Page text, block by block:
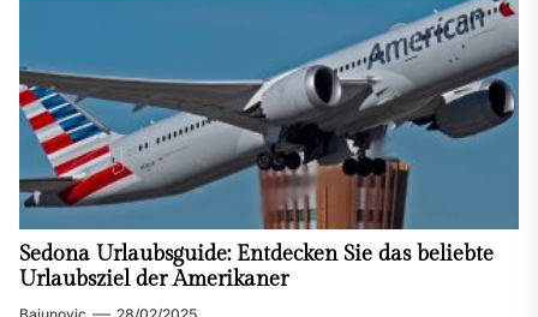
Sedona Urlaubsguide: Entdecken Sie das beliebte
Urlaubsziel der Amerikaner